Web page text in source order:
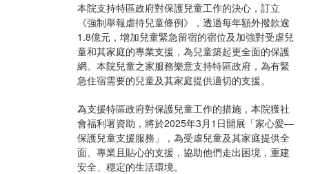
本院支持特區政府對保護兒童工作的決心，訂立
《強制舉報虐待兒童條例》，透過每年額外撥款逾
1.8億元，增加兒童緊急留宿的宿位及加強對受虐兒
童和其家庭的專業支援，為兒童築起更全面的保護
網。本院兒童之家服務樂意支持特區政府，為有緊
急住宿需要的兒童及其家庭提供適切的支援。
為支援特區政府對保護兒童工作的措施，本院獲社
會福利署資助，將於2025年3月1日開展「家心愛—
保護兒童支援服務」，為受虐兒童及其家庭提供全
面、專業且貼心的支援，協助他們走出困境，重建
安全、穩定的生活環境。